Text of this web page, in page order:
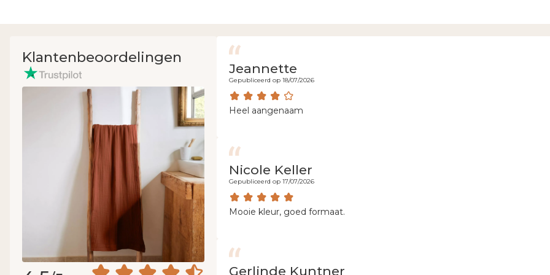
Klantenbeoordelingen
Jeannette
Gepubliceerd op 18/07/2026
Heel aangenaam
Nicole Keller
Gepubliceerd op 17/07/2026
Mooie kleur, goed formaat.
Gerlinde Kuntner